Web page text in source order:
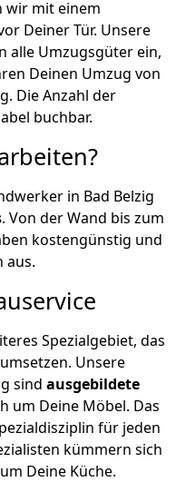
wir mit einem
Deiner Tür. Unsere
alle Umzugsgüter ein,
Deinen Umzug von
Die Anzahl der
buchbar.
in Bad Belzig
. Von der Wand bis zum
kostengünstig und
aus.
Spezialgebiet, das
Unsere
sind ausgebildete
um Deine Möbel. Das
für jeden
kümmern sich
Deine Küche.